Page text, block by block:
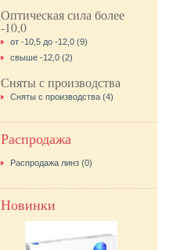
Оптическая сила более
-10,0
от -10,5 до -12,0 (9)
свыше -12,0 (2)
Сняты с производства
Сняты с производства (4)
Распродажа
Распродажа линз (0)
Новинки